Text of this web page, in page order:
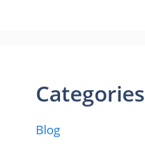
Categories
Blog